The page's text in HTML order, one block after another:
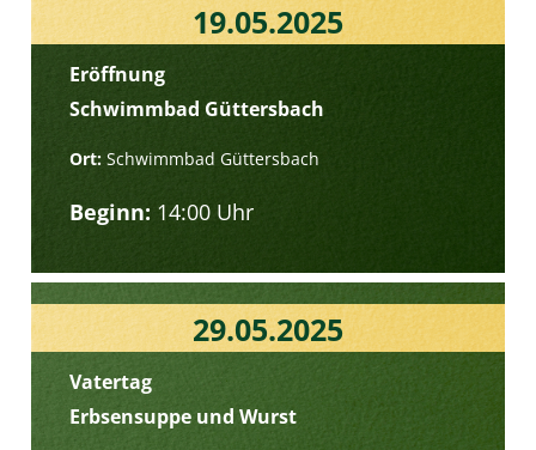
19.05.2025
Eröffnung
Schwimmbad Güttersbach
Ort:Schwimmbad Güttersbach
Beginn: 14:00 Uhr
29.05.2025
Vatertag
Erbsensuppe und Wurst